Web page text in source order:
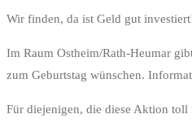
Wir finden, da ist Geld gut
Im Raum Ostheim/Rath-Heumar
zum Geburtstag wünschen.
Für diejenigen, die diese Aktion